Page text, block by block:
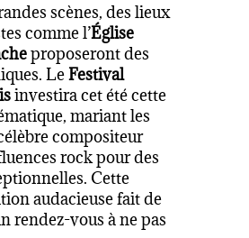
scènes, des lieux
comme l’Église
proposeront des
LeFestival
investira cet été cette
mariant les
compositeur
rock pour des
Cette
audacieuse fait de
rendez-vous à ne pas